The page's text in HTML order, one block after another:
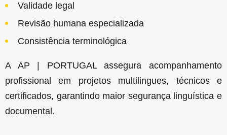
Validade legal
Revisão humana especializada
Consistência terminológica
A AP | PORTUGAL assegura acompanhamento
profissional em projetos multilingues, técnicos e
certificados, garantindo maior segurança linguística e
documental.